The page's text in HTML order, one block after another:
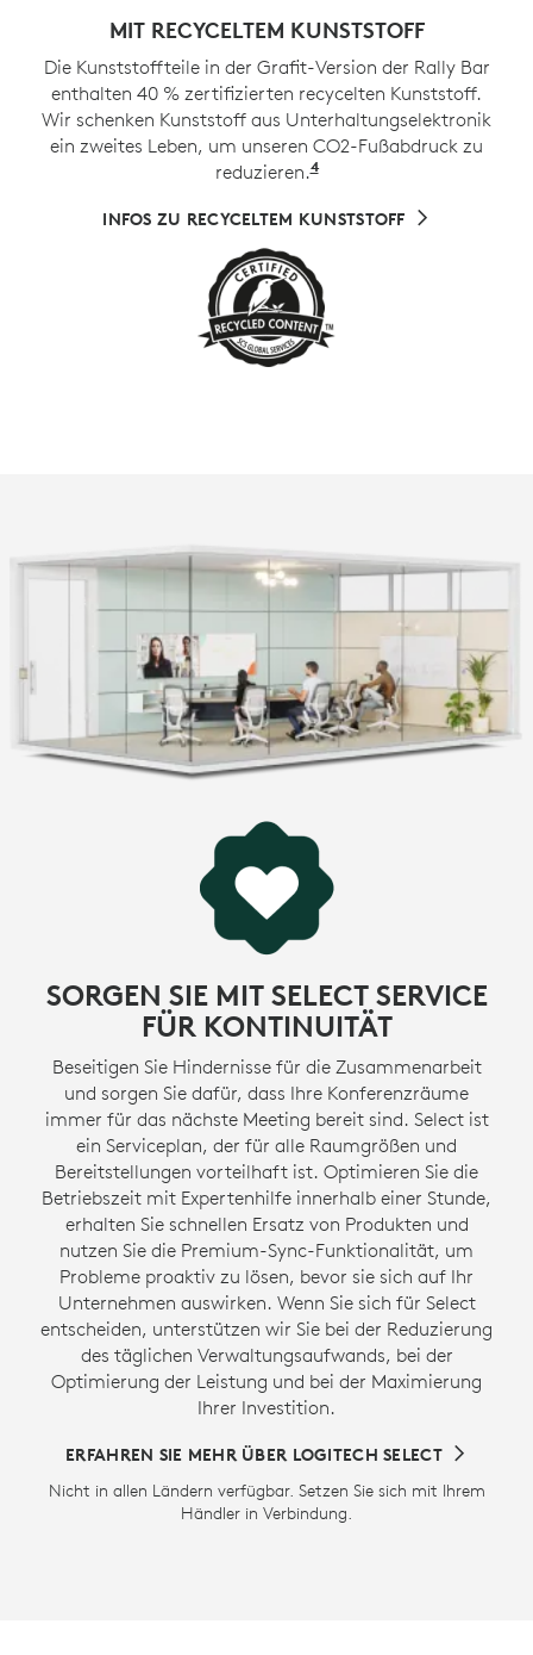
MIT RECYCELTEM KUNSTSTOFF
Die Kunststoffteile in der Grafit-Version der Rally Bar
enthalten 40 % zertifizierten recycelten Kunststoff.
Wir schenken Kunststoff aus Unterhaltungselektronik
ein zweites Leben, um unseren CO2-Fußabdruck zu
reduzieren.4Ausgenommen Kabel,
INFOS ZU RECYCELTEM KUNSTSTOFF
SORGEN SIE MIT SELECT SERVICE
FÜR KONTINUITÄT
Beseitigen Sie Hindernisse für die Zusammenarbeit
und sorgen Sie dafür, dass Ihre Konferenzräume
immer für das nächste Meeting bereit sind. Select ist
ein Serviceplan, der für alle Raumgrößen und
Bereitstellungen vorteilhaft ist. Optimieren Sie die
Betriebszeit mit Expertenhilfe innerhalb einer Stunde,
erhalten Sie schnellen Ersatz von Produkten und
nutzen Sie die Premium-Sync-Funktionalität, um
Probleme proaktiv zu lösen, bevor sie sich auf Ihr
Unternehmen auswirken. Wenn Sie sich für Select
entscheiden, unterstützen wir Sie bei der Reduzierung
des täglichen Verwaltungsaufwands, bei der
Optimierung der Leistung und bei der Maximierung
Ihrer Investition.
ERFAHREN SIE MEHR ÜBER LOGITECH SELECT
Nicht in allen Ländern verfügbar. Setzen Sie sich mit Ihrem
Händler in Verbindung.